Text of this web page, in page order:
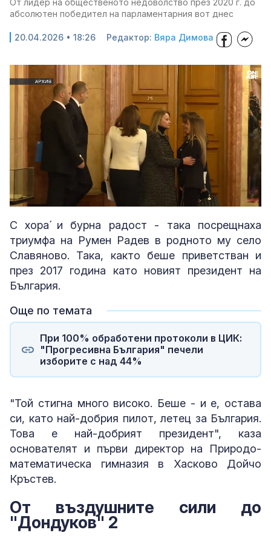
От лидер на общественото недоволство през 2020 г. до
абсолютен победител на парламентарния вот днес
20.04.2026 • 18:26 Редактор: Вяра Димова
:
С хора́ и бурна радост - така посрещнаха
триумфа на Румен Радев в родното му село
Славяново. Така, както беше приветстван и
през 2017 година като новият президент на
България.
Още по темата
При 100% обработени протоколи в ЦИК:
"Прогресивна България" печели
изборите с над 44%
"Той стигна много високо. Беше - и е, остава
си, като най-добрия пилот, летец за България.
Това е най-добрият президент", каза
основателят и първи директор на Природо-
математическа гимназия в Хасково Дойчо
Кръстев.
От въздушните сили до
"Дондуков" 2